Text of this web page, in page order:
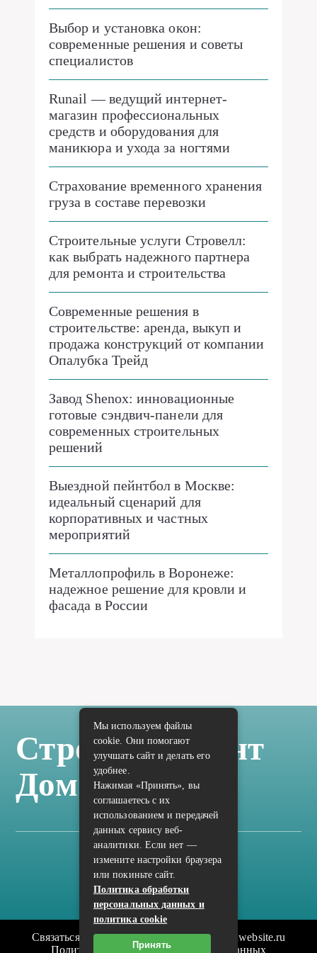
Выбор и установка окон:
современные решения и советы
специалистов
Runail — ведущий интернет-
магазин профессиональных
средств и оборудования для
маникюра и ухода за ногтями
Страхование временного хранения
груза в составе перевозки
Строительные услуги Стровелл:
как выбрать надежного партнера
для ремонта и строительства
Современные решения в
строительстве: аренда, выкуп и
продажа конструкций от компании
Опалубка Трейд
Завод Shenox: инновационные
готовые сэндвич-панели для
современных строительных
решений
Выездной пейнтбол в Москве:
идеальный сценарий для
корпоративных и частных
мероприятий
Металлопрофиль в Воронеже:
надежное решение для кровли и
фасада в России
Стройка Ремонт
Дом Отделка
Карта сайта
Политика конфиденциальности
Связаться с редакцией сайта: vilic.ru@mailwebsite.ru
Политика обработки персональных данных
Мы используем файлы
cookie. Они помогают
улучшать сайт и делать его
удобнее.
Нажимая «Принять», вы
соглашаетесь с их
использованием и передачей
данных сервису веб-
аналитики. Если нет —
измените настройки браузера
или покиньте сайт.
Политика обработки
персональных данных и
политика cookie
Принять